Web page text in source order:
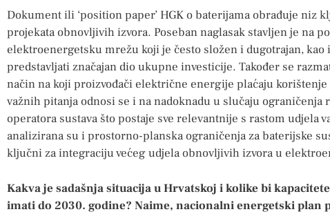
Dokument ili ‘position paper’ HGK o baterijama obrađuje niz
projekata obnovljivih izvora. Poseban naglasak stavljen je na
elektroenergetsku mrežu koji je često složen i dugotrajan,
predstavljati značajan dio ukupne investicije. Također se
način na koji proizvođači električne energije plaćaju
važnih pitanja odnosi se i na nadoknadu u slučaju
operatora sustava što postaje sve relevantnije s rastom udjela
analizirana su i prostorno-planska ograničenja za baterijske
ključni za integraciju većeg udjela obnovljivih izvora u
Kakva je sadašnja situacija u Hrvatskoj i kolike bi
imati do 2030. godine? Naime, nacionalni energetski plan